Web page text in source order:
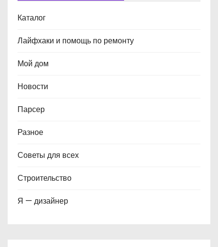
Каталог
Лайфхаки и помощь по ремонту
Мой дом
Новости
Парсер
Разное
Советы для всех
Строительство
Я — дизайнер